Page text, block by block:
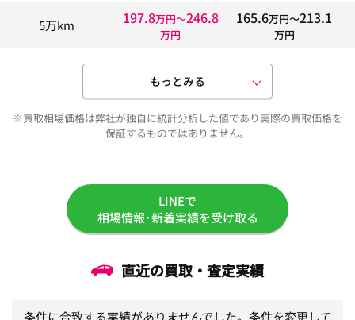
5万km 197.8万円〜246.8
万円
165.6万円〜213.1
万円
もっとみる
※買取相場価格は弊社が独自に統計分析した値であり実際の買取価格を
保証するものではありません。
LINEで
相場情報･新着実績を受け取る
直近の買取・査定実績
条件に合致する実績がありませんでした。条件を変更して